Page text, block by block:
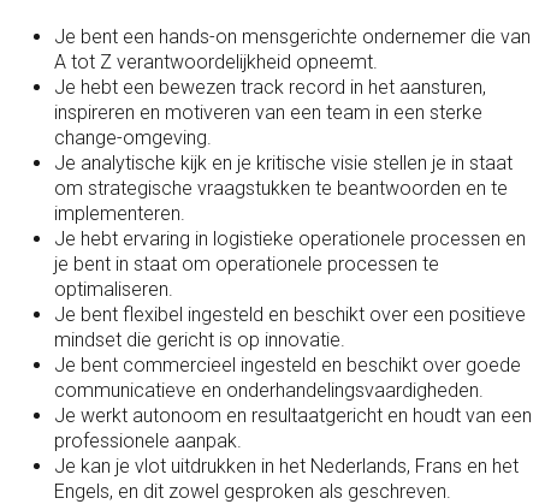
Je bent een hands-on mensgerichte ondernemer die van
A tot Z verantwoordelijkheid opneemt.
Je hebt een bewezen track record in het aansturen,
inspireren en motiveren van een team in een sterke
change-omgeving.
Je analytische kijk en je kritische visie stellen je in staat
om strategische vraagstukken te beantwoorden en te
implementeren.
Je hebt ervaring in logistieke operationele processen en
je bent in staat om operationele processen te
optimaliseren.
Je bent flexibel ingesteld en beschikt over een positieve
mindset die gericht is op innovatie.
Je bent commercieel ingesteld en beschikt over goede
communicatieve en onderhandelingsvaardigheden.
Je werkt autonoom en resultaatgericht en houdt van een
professionele aanpak.
Je kan je vlot uitdrukken in het Nederlands, Frans en het
Engels, en dit zowel gesproken als geschreven.